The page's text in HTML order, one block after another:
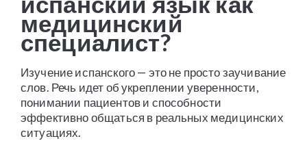
медицинский
специалист?
Изучение испанского — это не просто заучивание
слов. Речь идет об укреплении уверенности,
понимании пациентов и способности
эффективно общаться в реальных медицинских
ситуациях.